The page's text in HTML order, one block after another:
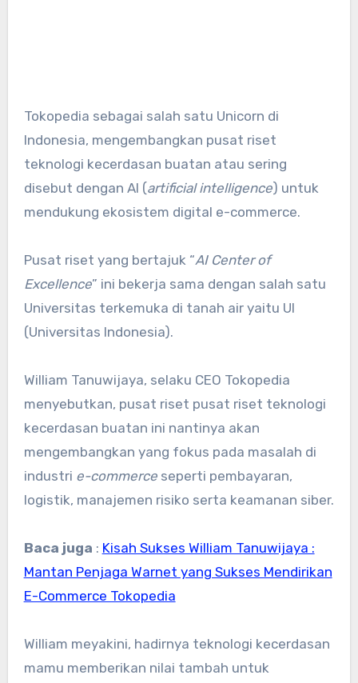
Tokopedia sebagai salah satu Unicorn di
Indonesia, mengembangkan pusat riset
teknologi kecerdasan buatan atau sering
disebut dengan AI (artificial intelligence) untuk
mendukung ekosistem digital e-commerce.
Pusat riset yang bertajuk “AI Center of
Excellence” ini bekerja sama dengan salah satu
Universitas terkemuka di tanah air yaitu UI
(Universitas Indonesia).
William Tanuwijaya, selaku CEO Tokopedia
menyebutkan, pusat riset pusat riset teknologi
kecerdasan buatan ini nantinya akan
mengembangkan yang fokus pada masalah di
industri e-commerceseperti pembayaran,
logistik, manajemen risiko serta keamanan siber.
Baca juga : Kisah Sukses William Tanuwijaya :
Mantan Penjaga Warnet yang Sukses Mendirikan
E-Commerce Tokopedia
William meyakini, hadirnya teknologi kecerdasan
mamu memberikan nilai tambah untuk